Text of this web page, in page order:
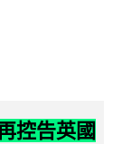
控告英國